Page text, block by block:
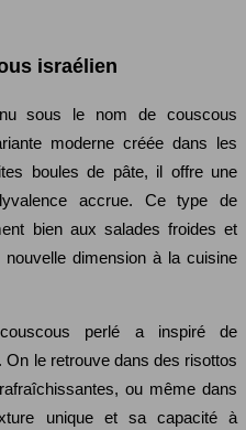
israélien
sous le nom de couscous
moderne créée dans les
boules de pâte, il offre une
accrue. Ce type de
bien aux salades froides et
dimension à la cuisine
perlé a inspiré de
le retrouve dans des risottos
ou même dans
unique et sa capacité à